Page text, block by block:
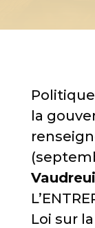
la
Loi sur